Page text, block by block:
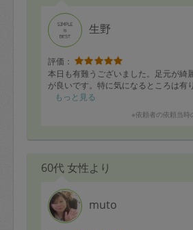
生野
評価：
本日も有難うございました。足元が綺
が良いです。特に気になるところは有
もっと見る
※依頼者の依頼当時
60代 女性より
muto